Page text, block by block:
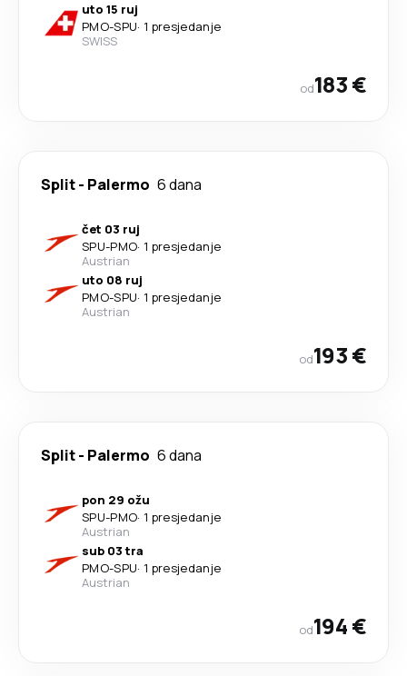
uto 15 ruj
PMO-SPU· 1 presjedanje
SWISS
od183 €
Split- Palermo 6 dana
čet 03 ruj
SPU-PMO· 1 presjedanje
Austrian
uto 08 ruj
PMO-SPU· 1 presjedanje
Austrian
od193 €
Split- Palermo 6 dana
pon 29 ožu
SPU-PMO· 1 presjedanje
Austrian
sub 03 tra
PMO-SPU· 1 presjedanje
Austrian
od194 €